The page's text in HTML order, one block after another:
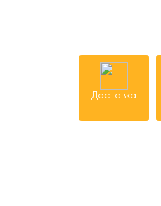
Доставка